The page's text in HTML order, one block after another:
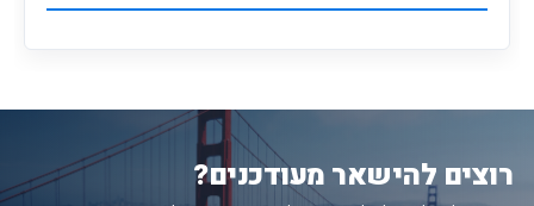
רוצים להישאר מעודכנים?